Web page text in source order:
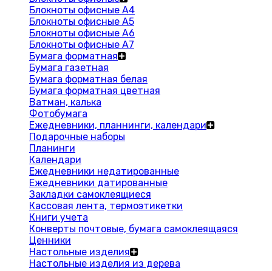
Блокноты офисные A4
Блокноты офисные A5
Блокноты офисные A6
Блокноты офисные A7
Бумага форматная
Бумага газетная
Бумага форматная белая
Бумага форматная цветная
Ватман, калька
Фотобумага
Ежедневники, планнинги, календари
Подарочные наборы
Планинги
Календари
Ежедневники недатированные
Ежедневники датированные
Закладки самоклеящиеся
Кассовая лента, термоэтикетки
Книги учета
Конверты почтовые, бумага самоклеящаяся
Ценники
Настольные изделия
Настольные изделия из дерева